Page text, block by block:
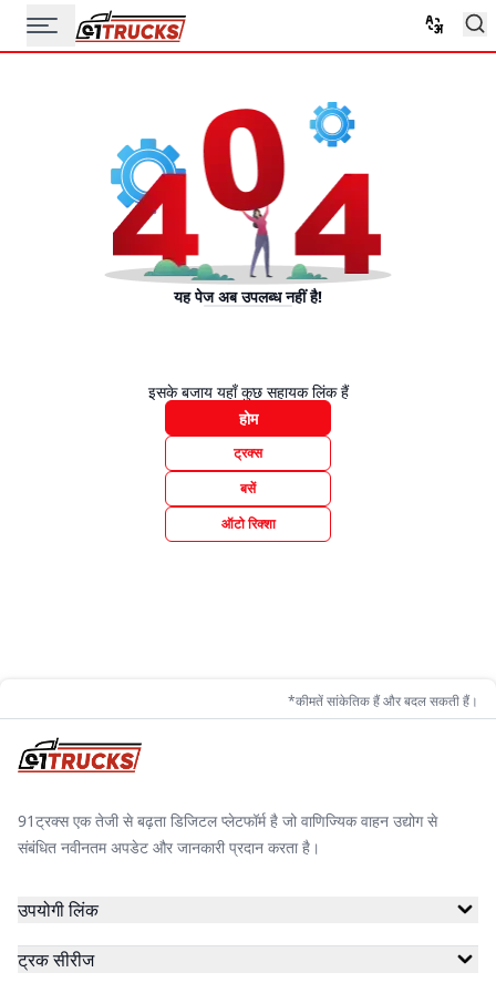
यह पेज अब उपलब्ध नहीं है!
इसके बजाय यहाँ कुछ सहायक लिंक हैं
होम
ट्रक्स
बसें
ऑटो रिक्शा
*कीमतें सांकेतिक हैं और बदल सकती हैं।
91ट्रक्स एक तेजी से बढ़ता डिजिटल प्लेटफॉर्म है जो वाणिज्यिक वाहन उद्योग से
संबंधित नवीनतम अपडेट और जानकारी प्रदान करता है।
उपयोगी लिंक
ट्रक सीरीज